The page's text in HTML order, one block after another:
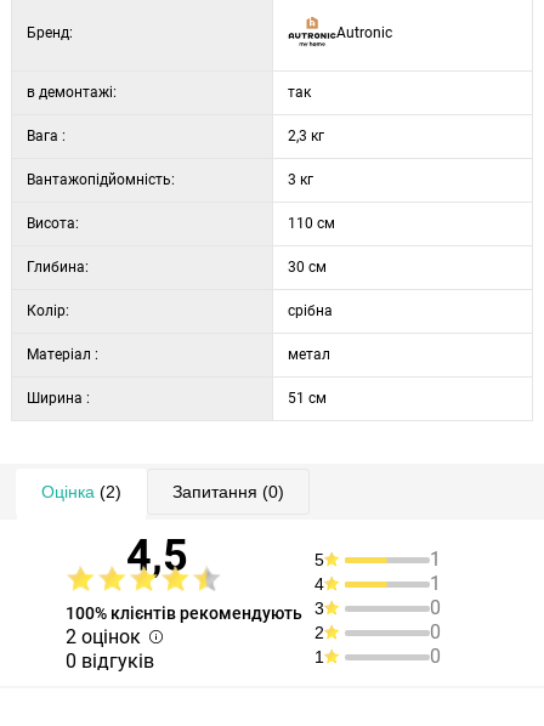
Бренд: Autronic
в демонтажі: так
Вага : 2,3 кг
Вантажопідйомність: 3 кг
Висота: 110 см
Глибина: 30 см
Колір: срібна
Матеріал : метал
Ширина : 51 см
Оцінка (2) Запитання (0)
4,5
100% клієнтів рекомендують
2 оцінок
0 відгуків
5 1
4 1
3 0
2 0
1 0